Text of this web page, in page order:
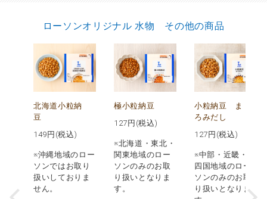
ローソンオリジナル 水物 その他の商品
北海道小粒納
豆
149 円(税込)
※沖縄地域のロー
ソンではお取り
扱いしておりま
せん。
極小粒納豆
127 円(税込)
※北海道・東北・
関東地域のロー
ソンのみのお取
り扱いとなりま
す。
小粒納豆 ま
ろみだし
127 円(税込)
※中部・近畿・中
四国地域のロー
ソンのみのお取
り扱いとなりま